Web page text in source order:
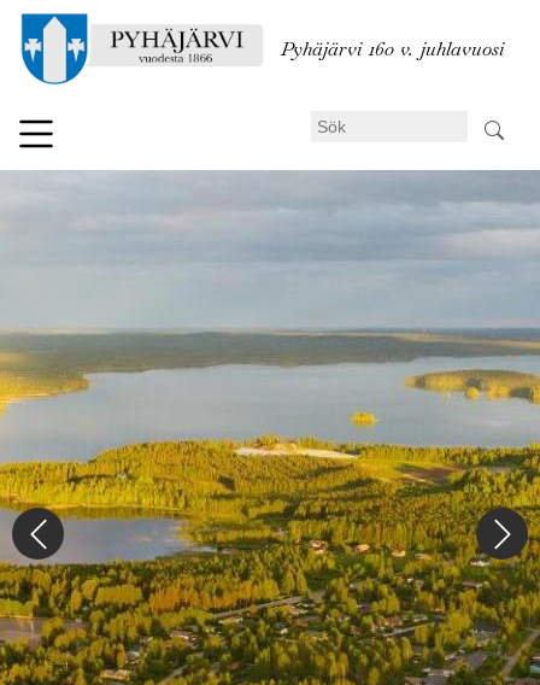
till
Pyhäjärvi 160 v. juhlavuosi
Sök